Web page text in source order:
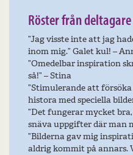
Röster från
”Jag visste inte att jag
inom mig.” Galet kul! –
”Omedelbar inspiration
så!” – Stina
”Stimulerande att
histora med speciella
”Det fungerar mycket
snäva uppgifter där man
”Bilderna gav mig
aldrig kommit på annars.